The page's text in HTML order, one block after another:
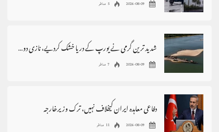
2026-08-09 5 مناظر
شدید ترین گرمی نے یورپ کے دریا خشک کردیے، نازی دور کے ڈوبے جنگی جہاز ظاہر
2026-08-09 7 مناظر
دفاعی معاہدہ ایران کیخلاف نہیں، ترک وزیرخارجہ
2026-08-09 11 مناظر